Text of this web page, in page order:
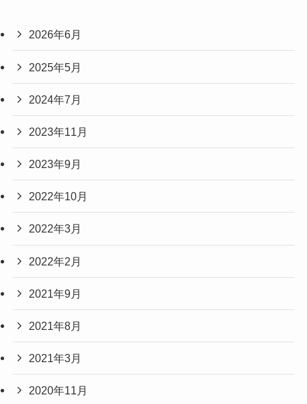
2026年6月
2025年5月
2024年7月
2023年11月
2023年9月
2022年10月
2022年3月
2022年2月
2021年9月
2021年8月
2021年3月
2020年11月